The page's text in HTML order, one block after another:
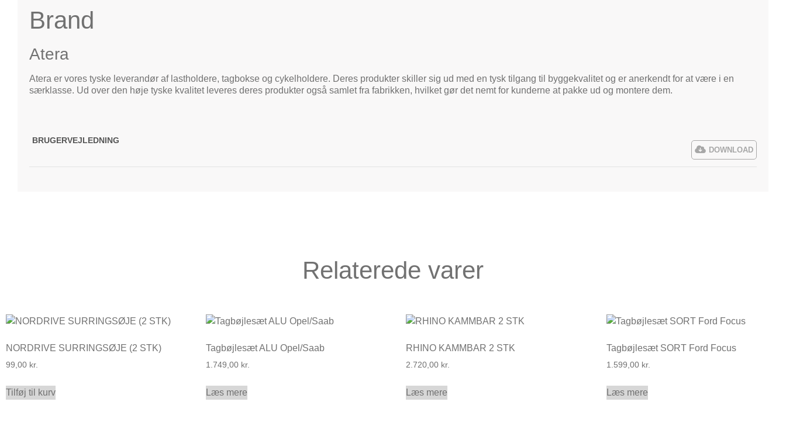
Brand
Atera
Atera er vores tyske leverandør af lastholdere, tagbokse og cykelholdere. Deres produkter skiller sig ud med en tysk tilgang til byggekvalitet og er anerkendt for at være i en
særklasse. Ud over den høje tyske kvalitet leveres deres produkter også samlet fra fabrikken, hvilket gør det nemt for kunderne at pakke ud og montere dem.
BRUGERVEJLEDNING
DOWNLOAD
Relaterede varer
NORDRIVE SURRINGSØJE (2 STK)
99,00 kr.
Tilføj til kurv
Tagbøjlesæt ALU Opel/Saab
1.749,00 kr.
Læs mere
RHINO KAMMBAR 2 STK
2.720,00 kr.
Læs mere
Tagbøjlesæt SORT Ford Focus
1.599,00 kr.
Læs mere